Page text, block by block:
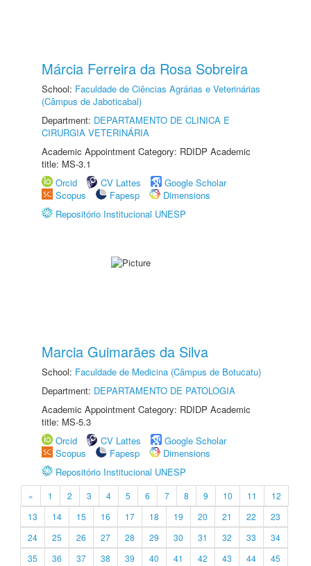
Márcia Ferreira da Rosa Sobreira
School: Faculdade de Ciências Agrárias e Veterinárias
(Câmpus de Jaboticabal)
Department: DEPARTAMENTO DE CLINICA E
CIRURGIA VETERINÁRIA
Academic Appointment Category: RDIDP Academic
title: MS-3.1
Orcid
CV Lattes
Google Scholar
Scopus
Fapesp
Dimensions
Repositório Institucional UNESP
Marcia Guimarães da Silva
School: Faculdade de Medicina (Câmpus de Botucatu)
Department: DEPARTAMENTO DE PATOLOGIA
Academic Appointment Category: RDIDP Academic
title: MS-5.3
Orcid
CV Lattes
Google Scholar
Scopus
Fapesp
Dimensions
Repositório Institucional UNESP
« 1 2 3 4 5 6 7 8 9 10 11
12
13
14 15 16 17 18 19 20 21 22
23
24
25 26 27 28 29 30 31 32 33
34
35
36 37 38 39 40 41 42 43 44
45